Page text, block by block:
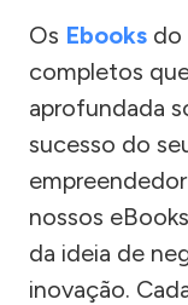
Os Ebooks do
completos
aprofundada
sucesso do
nossos
da ideia de
inovação.